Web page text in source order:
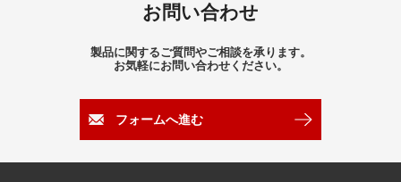
お問い合わせ
製品に関するご質問やご相談を承ります。
お気軽にお問い合わせください。
フォームへ進む